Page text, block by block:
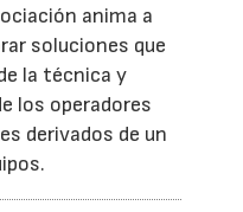
anima a
soluciones que
la técnica y
los operadores
derivados de un